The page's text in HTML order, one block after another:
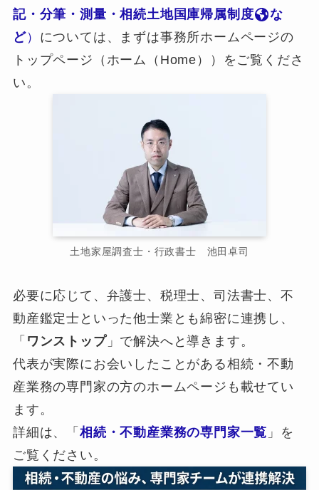
記・分筆・測量・相続土地国庫帰属制度
な
ど） については、まずは事務所ホームページの
トップページ（ホーム（Home））をご覧くださ
い。
土地家屋調査士・行政書士 池田卓司
必要に応じて、弁護士、税理士、司法書士、不
動産鑑定士といった他士業とも綿密に連携し、
「 ワンストップ」で解決へと導きます。
代表が実際にお会いしたことがある相続・不動
産業務の専門家の方のホームページも載せてい
ます。
詳細は、「 相続・不動産業務の専門家一覧 」を
ご覧ください。